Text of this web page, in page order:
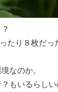
たり８枚だっ
なのか。
もいるらし